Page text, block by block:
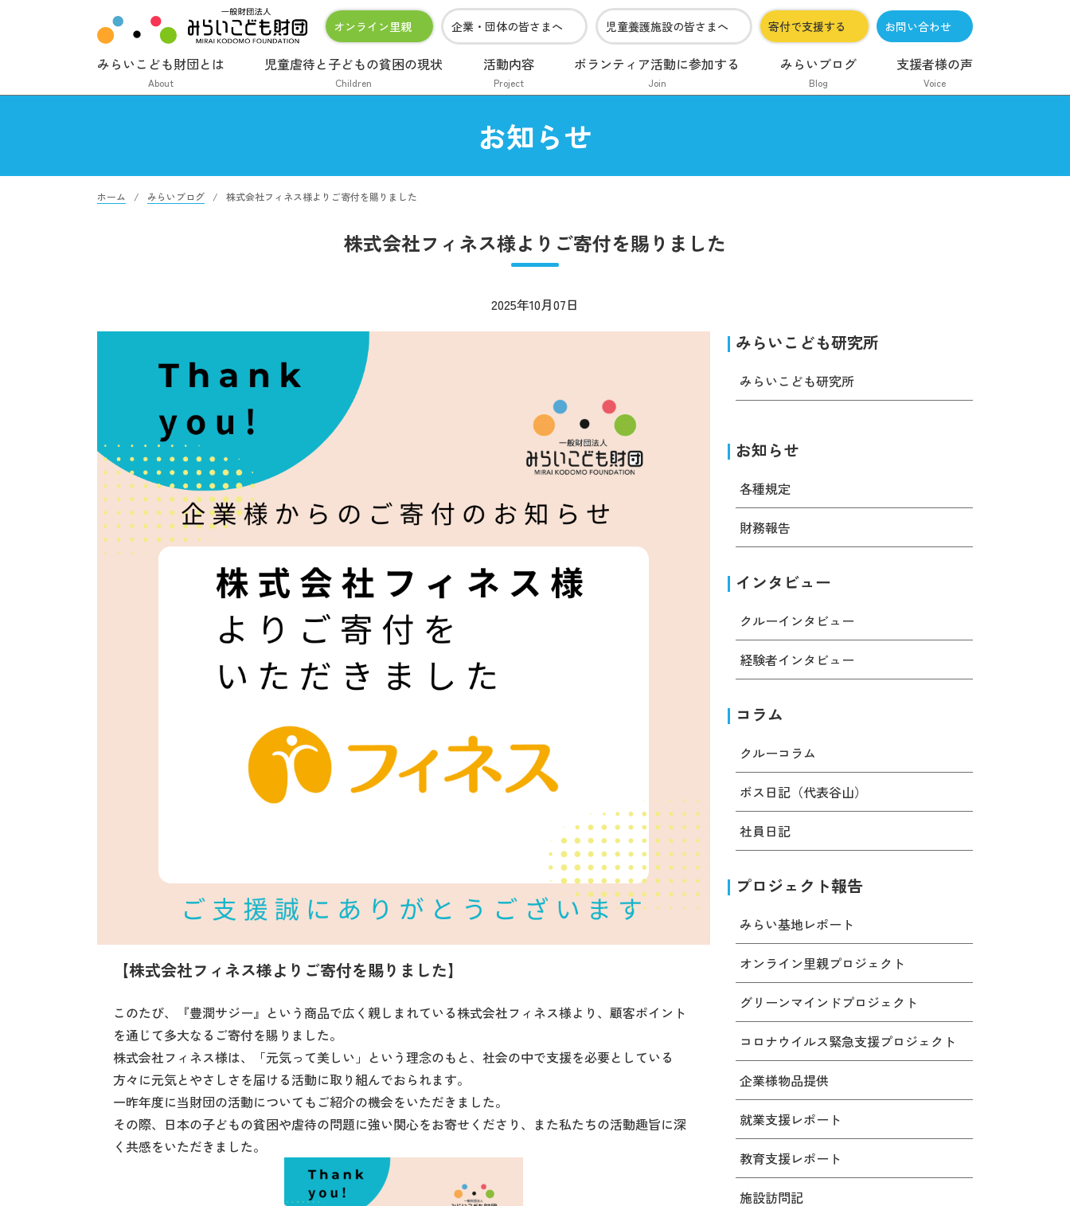
オンライン里親 企業・団体の皆さまへ 児童養護施設の皆さまへ 寄付で支援する お問い合わせ
みらいこども財団とは
About
児童虐待と子どもの貧困の現状
Children
活動内容
Project
ボランティア活動に参加する
Join
みらいブログ
Blog
支援者様の声
Voice
お知らせ
ホーム みらいブログ 株式会社フィネス様よりご寄付を賜りました
株式会社フィネス様よりご寄付を賜りました
2025年10月07日
【株式会社フィネス様よりご寄付を賜りました】
このたび、『豊潤サジー』という商品で広く親しまれている株式会社フィネス様より、顧客ポイント
を通じて多大なるご寄付を賜りました。
株式会社フィネス様は、「元気って美しい」という理念のもと、社会の中で支援を必要としている
方々に元気とやさしさを届ける活動に取り組んでおられます。
一昨年度に当財団の活動についてもご紹介の機会をいただきました。
その際、日本の子どもの貧困や虐待の問題に強い関心をお寄せくださり、また私たちの活動趣旨に深
く共感をいただきました。
みらいこども研究所
みらいこども研究所
お知らせ
各種規定
財務報告
インタビュー
クルーインタビュー
経験者インタビュー
コラム
クルーコラム
ボス日記（代表谷山）
社員日記
プロジェクト報告
みらい基地レポート
オンライン里親プロジェクト
グリーンマインドプロジェクト
コロナウイルス緊急支援プロジェクト
企業様物品提供
就業支援レポート
教育支援レポート
施設訪問記